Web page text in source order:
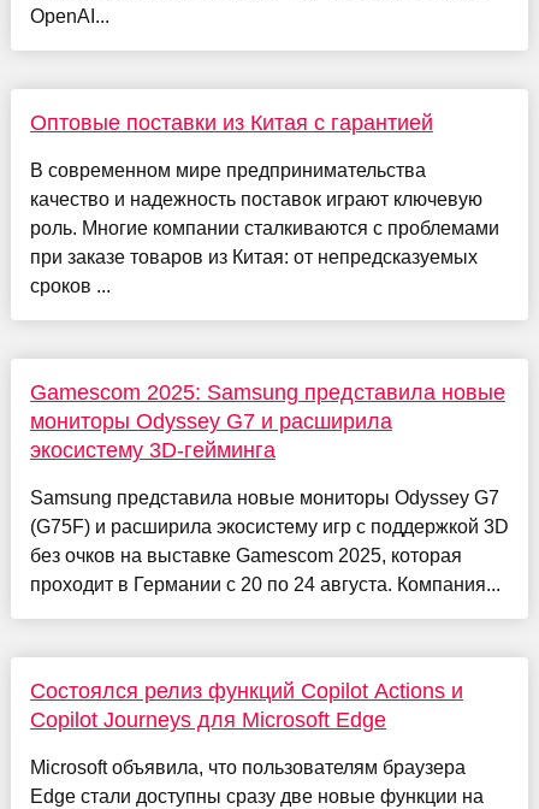
OpenAI...
Оптовые поставки из Китая с гарантией
В современном мире предпринимательства
качество и надежность поставок играют ключевую
роль. Многие компании сталкиваются с проблемами
при заказе товаров из Китая: от непредсказуемых
сроков ...
Gamescom 2025: Samsung представила новые
мониторы Odyssey G7 и расширила
экосистему 3D-гейминга
Samsung представила новые мониторы Odyssey G7
(G75F) и расширила экосистему игр с поддержкой 3D
без очков на выставке Gamescom 2025, которая
проходит в Германии с 20 по 24 августа. Компания...
Состоялся релиз функций Copilot Actions и
Copilot Journeys для Microsoft Edge
Microsoft объявила, что пользователям браузера
Edge стали доступны сразу две новые функции на